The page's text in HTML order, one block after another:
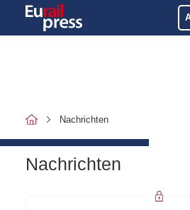
Nachrichten
Nachrichten